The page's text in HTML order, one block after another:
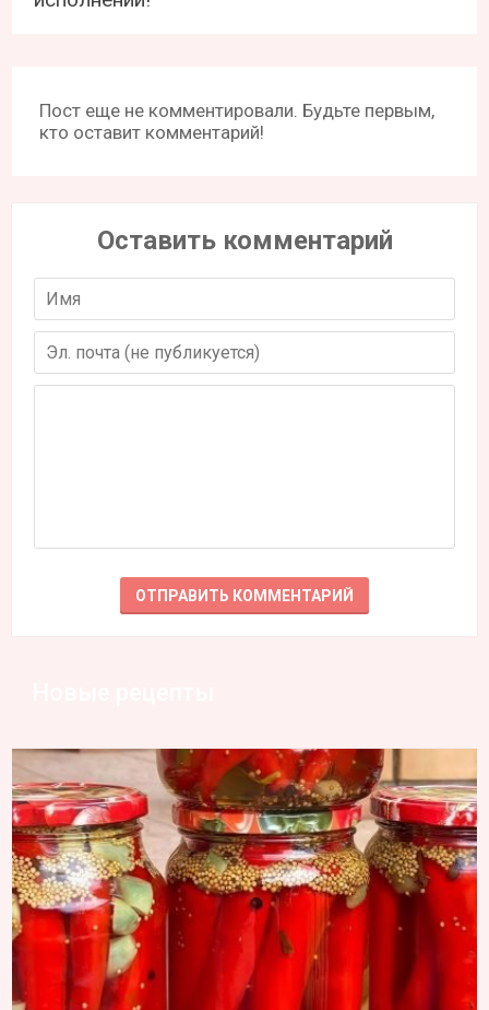
Пост еще не комментировали. Будьте первым,
кто оставит комментарий!
Оставить комментарий